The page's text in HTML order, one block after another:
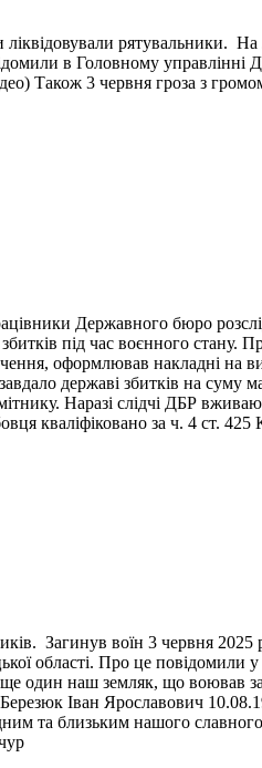
рятувальники.
в Головному управлінні
Також 3 червня гроза з
Державного бюро
під час воєнного стану.
оформлював накладні на
державі збитків на суму
Наразі слідчі ДБР
кваліфіковано за ч. 4 ст.
Загинув воїн 3 червня 2025
області. Про це
один наш земляк, що воював
Іван Ярославович
та близьким нашого